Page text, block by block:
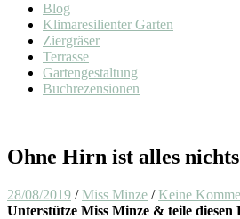
Blog
Klimaresilienter Garten
Ziergräser
Terrasse
Gartengestaltung
Buchrezensionen
Ohne Hirn ist alles nichts
28/08/2019 /Miss Minze /Keine
Unterstütze Miss Minze & teile